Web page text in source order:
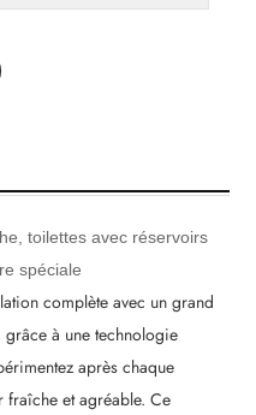
toilettes avec réservoirs
spéciale
complète avec un grand
à une technologie
après chaque
fraîche et agréable. Ce